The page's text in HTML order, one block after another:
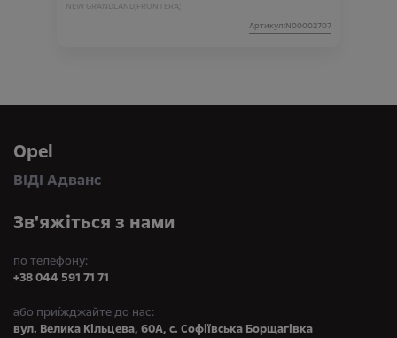
NEW GRANDLAND; FRONTERA;
Артикул:N00002707
Opel
ВІДІ Адванс
Зв'яжіться з нами
по телефону:
+38 044 591 71 71
або приїжджайте до нас:
вул. Велика Кільцева, 60А, с. Софіївська Борщагівка